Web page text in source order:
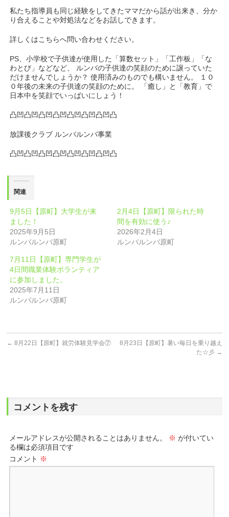
私たち指導員も同じ経験をしてきたママだから話が出来き、分か
り合えることや対処法などをお話しできます。
詳しくはこちらへ問い合わせください。
PS、小学校で子供達が使用した「算数セット」「工作板」「な
わとび」などなど、 ルンバの子供達の笑顔のために譲っていた
だけませんでしょうか？ 使用済みのものでも構いません。 １０
０年後の未来の子供達の笑顔のために。 「癒し」と「教育」で
日本中を笑顔でいっぱいにしょう！
凸凹凸凹凸凹凸凹凸凹凸凹凸凹凸
放課後クラブ ルンバルンバ事業
凸凹凸凹凸凹凸凹凸凹凸凹凸凹凸
関連
9月5日【原町】大学生が来
ました！
2025年9月5日
ルンバルンバ原町
2月4日【原町】限られた時
間を有効に使う♪
2026年2月4日
ルンバルンバ原町
7月11日【原町】専門学生が
4日間職業体験ボランティア
に参加しました。
2025年7月11日
ルンバルンバ原町
← 8月22日【原町】就労体験見学会⑦
8月23日【原町】暑い毎日を乗り越え
た☆彡 →
コメントを残す
メールアドレスが公開されることはありません。 ※ が付いてい
る欄は必須項目です
コメント ※